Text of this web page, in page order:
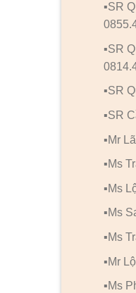
▪️SR
▪️SR
▪️SR
▪️SR
▪️Mr
▪️Ms
▪️Ms
▪️Ms
▪️Ms
▪️Mr
▪️Ms
Cửa nhựa Đài Loan